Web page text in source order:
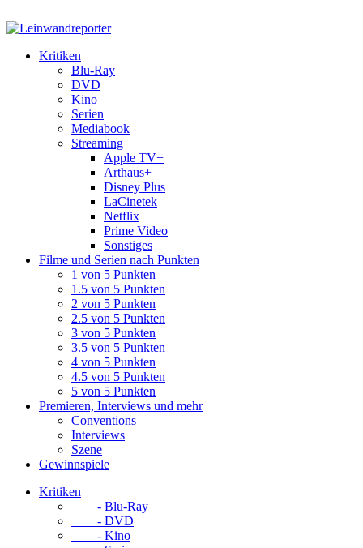
Kritiken
Blu-Ray
DVD
Kino
Serien
Mediabook
Streaming
Apple TV+
Arthaus+
Disney Plus
LaCinetek
Netflix
Prime Video
Sonstiges
Filme und Serien nach Punkten
1 von 5 Punkten
1.5 von 5 Punkten
2 von 5 Punkten
2.5 von 5 Punkten
3 von 5 Punkten
3.5 von 5 Punkten
4 von 5 Punkten
4.5 von 5 Punkten
5 von 5 Punkten
Premieren, Interviews und mehr
Conventions
Interviews
Szene
Gewinnspiele
Kritiken
- Blu-Ray
- DVD
- Kino